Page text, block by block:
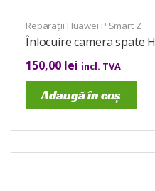
Reparații Huawei P Smart Z
Înlocuire camera spate
150,00 lei incl. TVA
Adaugă în coș